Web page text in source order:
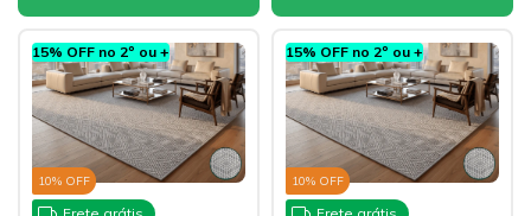
15% OFF no 2º ou +
10% OFF
15% OFF no 2º ou +
10% OFF